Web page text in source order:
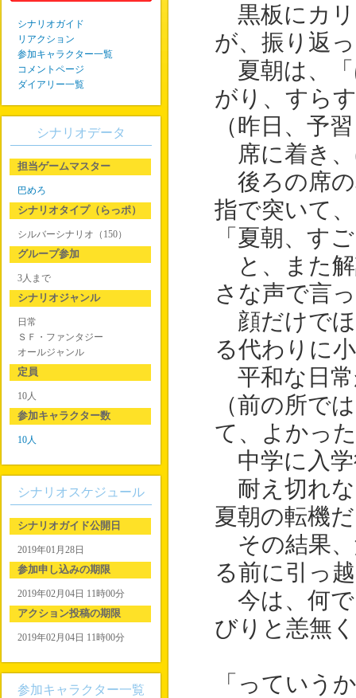
黒板にカリ
が、振り返
夏朝は、「
がり、すら
（昨日、予
席に着き、
後ろの席の
指で突いて、
「夏朝、す
と、また解
さな声で言
顔だけでほ
る代わりに
平和な日常
（前の所で
て、よかっ
中学に入学
耐え切れな
夏朝の転機
その結果、
る前に引っ
今は、何で
びりと恙無
「っていう
シナリオガイド
リアクション
参加キャラクター一覧
コメントページ
ダイアリー一覧
シナリオデータ
担当ゲームマスター
巴めろ
シナリオタイプ（らっポ）
シルバーシナリオ（150）
グループ参加
3人まで
シナリオジャンル
日常
ＳＦ・ファンタジー
オールジャンル
定員
10人
参加キャラクター数
10人
シナリオスケジュール
シナリオガイド公開日
2019年01月28日
参加申し込みの期限
2019年02月04日 11時00分
アクション投稿の期限
2019年02月04日 11時00分
参加キャラクター一覧